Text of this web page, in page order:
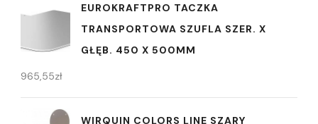
EUROKRAFTPRO TACZKA
TRANSPORTOWA SZUFLA SZER. X
GŁĘB. 450 X 500MM
965,55zł
WIRQUIN COLORS LINE SZARY